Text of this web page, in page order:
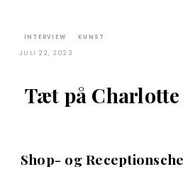
INTERVIEW KUNST
JULI 22, 2023
Tæt på
Shop- og